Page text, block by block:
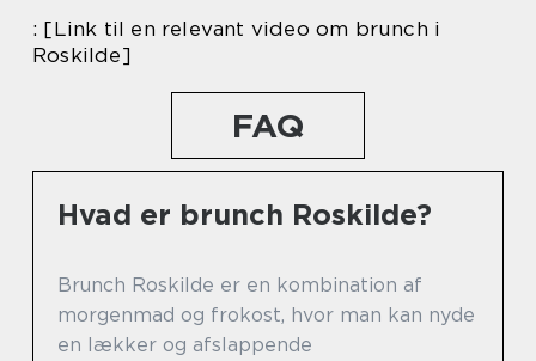
: [Link til en relevant video om brunch i
Roskilde]
FAQ
Hvad er brunch Roskilde?
Brunch Roskilde er en kombination af
morgenmad og frokost, hvor man kan nyde
en lækker og afslappende